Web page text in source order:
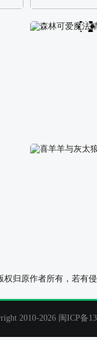
校园长发可爱
森林可爱魔法
权归原作者所有，若
2010-2026 闽ICP备